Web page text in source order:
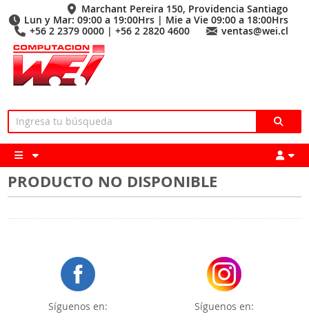
Marchant Pereira 150, Providencia Santiago
Lun y Mar: 09:00 a 19:00Hrs | Mie a Vie 09:00 a 18:00Hrs
+56 2 2379 0000 | +56 2 2820 4600
ventas@wei.cl
PRODUCTO NO DISPONIBLE
Síguenos en: Síguenos en: